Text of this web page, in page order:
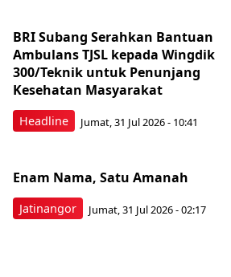
Headline
BRI Subang Serahkan Bantuan
Ambulans TJSL kepada Wingdik
300/Teknik untuk Penunjang
Kesehatan Masyarakat ​
Jumat, 31 Jul 2026 - 10:41
Jatinangor
Enam Nama, Satu Amanah
Jumat, 31 Jul 2026 - 02:17